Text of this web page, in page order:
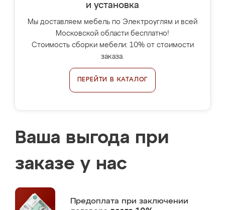
и установка
Мы доставляем мебель по Электроуглям и всей
Московской области бесплатно!
Стоимость сборки мебели: 10% от стоимости
заказа.
ПЕРЕЙТИ В КАТАЛОГ
Ваша выгода при
заказе у нас
Предоплата при заключении